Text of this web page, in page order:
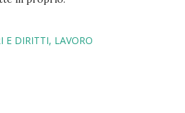
E DIRITTI LAVORO